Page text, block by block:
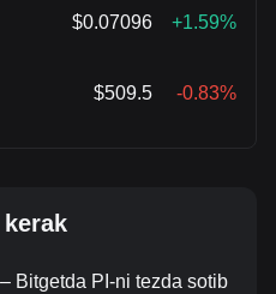
$0.07096 +1.59%
$509.5 -0.83%
Bitgetda PI-ni tezda sotib